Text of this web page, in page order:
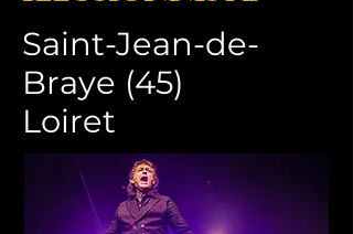
Saint-Jean-de-
Braye (45)
Loiret